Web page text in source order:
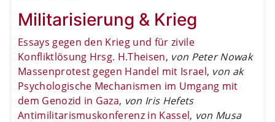
Militarisierung & Krieg
Essays gegen den Krieg und für zivile
Konfliktlösung Hrsg. H.Theisen, von Peter Nowak
Massenprotest gegen Handel mit Israel, von ak
Psychologische Mechanismen im Umgang mit
dem Genozid in Gaza, von Iris Hefets
Antimilitarismuskonferenz in Kassel, von Musa